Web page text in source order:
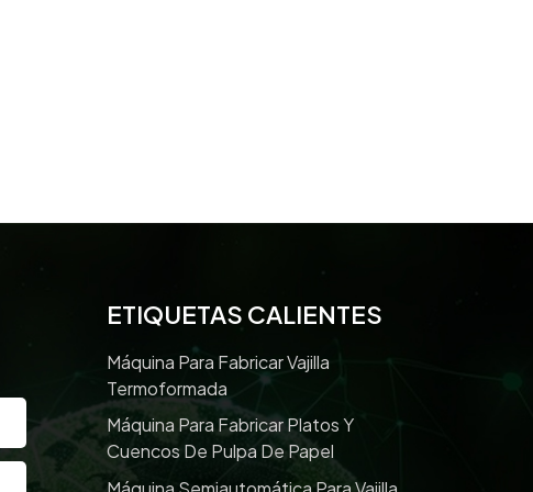
ETIQUETAS CALIENTES
Máquina Para Fabricar Vajilla
Termoformada
Máquina Para Fabricar Platos Y
Cuencos De Pulpa De Papel